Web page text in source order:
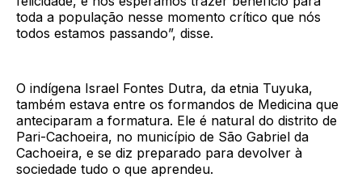
toda a população nesse momento crítico que nós
todos estamos passando”, disse.
O indígena Israel Fontes Dutra, da etnia Tuyuka,
também estava entre os formandos de Medicina que
anteciparam a formatura. Ele é natural do distrito de
Pari-Cachoeira, no município de São Gabriel da
Cachoeira, e se diz preparado para devolver à
sociedade tudo o que aprendeu.